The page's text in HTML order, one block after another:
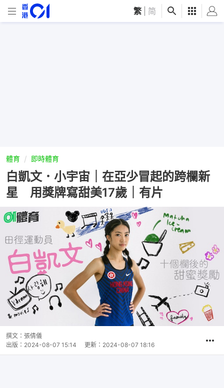
繁 简
體育 即時體育
白凱文．小宇宙｜在亞少冒起的跨欄新
星 用獎牌寫甜美17歲｜有片
撰文： 張倩儀
出版： 2024-08-07 15:14 更新： 2024-08-07 18:16